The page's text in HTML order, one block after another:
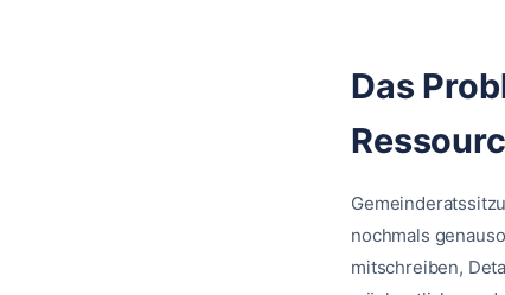
Das
nochmals
mitschreiben,